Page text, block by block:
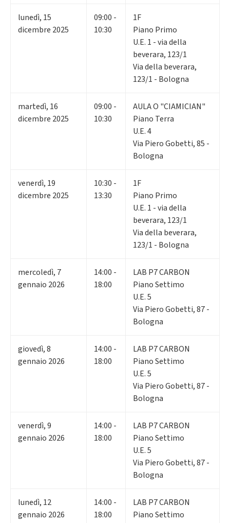
lunedì, 15
dicembre 2025
09:00 -
10:30
1F
Piano Primo
U.E. 1 - via della
beverara, 123/1
Via della beverara,
123/1 - Bologna
martedì, 16
dicembre 2025
09:00 -
10:30
AULA O "CIAMICIAN"
Piano Terra
U.E. 4
Via Piero Gobetti, 85 -
Bologna
venerdì, 19
dicembre 2025
10:30 -
13:30
1F
Piano Primo
U.E. 1 - via della
beverara, 123/1
Via della beverara,
123/1 - Bologna
mercoledì, 7
gennaio 2026
14:00 -
18:00
LAB P7 CARBON
Piano Settimo
U.E. 5
Via Piero Gobetti, 87 -
Bologna
giovedì,8
gennaio 2026
14:00 -
18:00
LAB P7 CARBON
Piano Settimo
U.E. 5
Via Piero Gobetti, 87 -
Bologna
venerdì,9
gennaio 2026
14:00 -
18:00
LAB P7 CARBON
Piano Settimo
U.E. 5
Via Piero Gobetti, 87 -
Bologna
lunedì, 12
gennaio 2026
14:00 -
18:00
LAB P7 CARBON
Piano Settimo